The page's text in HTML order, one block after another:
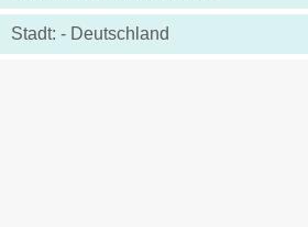
Stadt: - Deutschland